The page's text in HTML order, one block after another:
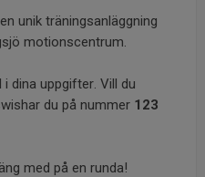
unik träningsanläggning
motionscentrum.
dina uppgifter. Vill du
du på nummer 123
med på en runda!